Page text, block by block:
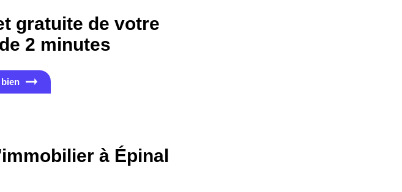
gratuite de votre
2 minutes
à Épinal